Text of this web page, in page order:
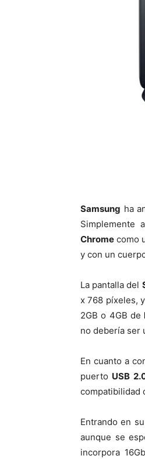
Samsung ha
Simplemente
Chrome como
y con un
La pantalla del
x 768 píxeles,
2GB o 4GB de
no debería ser
En cuanto a
puerto USB
compatibilidad
Entrando en
aunque se
incorpora